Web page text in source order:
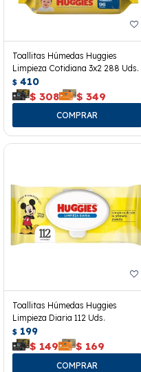
Toallitas Húmedas Huggies
Limpieza Cotidiana 3x2 288 Uds.
$ 410
$ 308 $ 349
Toallitas Húmedas Huggies
Limpieza Diaria 112 Uds.
$ 199
$ 149 $ 169